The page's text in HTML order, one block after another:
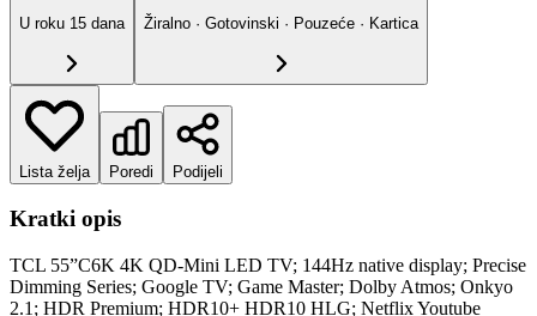
U roku 15 dana
Žiralno · Gotovinski · Pouzeće · Kartica
Lista želja Poredi Podijeli
Kratki opis
TCL 55”C6K 4K QD-Mini LED TV; 144Hz native display; Precise
Dimming Series; Google TV; Game Master; Dolby Atmos; Onkyo
2.1; HDR Premium; HDR10+ HDR10 HLG; Netflix Youtube